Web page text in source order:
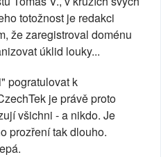
totožnost je redakci
že zaregistroval doménu
úklid louky...
pogratulovat k
je právě proto
všichni - a nikdo. Je
prozření tak dlouho.